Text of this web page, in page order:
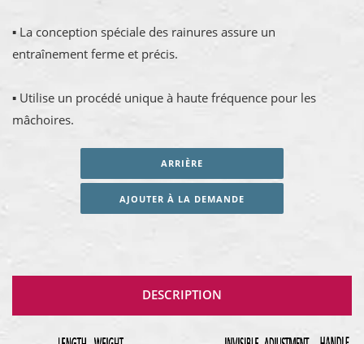
▪ La conception spéciale des rainures assure un
entraînement ferme et précis.
▪ Utilise un procédé unique à haute fréquence pour les
mâchoires.
ARRIÈRE
AJOUTER À LA DEMANDE
DESCRIPTION